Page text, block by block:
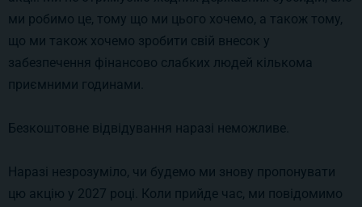
ми робимо це, тому що ми цього хочемо, а також тому,
що ми також хочемо зробити свій внесок у
забезпечення фінансово слабких людей кількома
приємними годинами.
Безкоштовне відвідування наразі неможливе.
Наразі незрозуміло, чи будемо ми знову пропонувати
цю акцію у 2027 році. Коли прийде час, ми повідомимо